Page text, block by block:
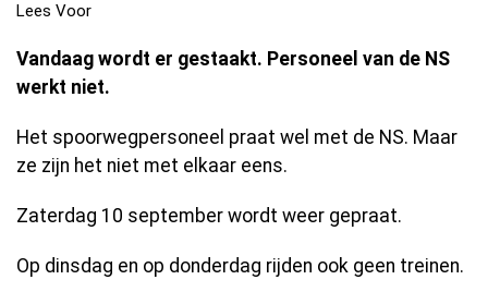
Lees Voor
Vandaag wordt er gestaakt. Personeel van de NS
werkt niet.
Het spoorwegpersoneel praat wel met de NS. Maar
ze zijn het niet met elkaar eens.
Zaterdag 10 september wordt weer gepraat.
Op dinsdag en op donderdag rijden ook geen treinen.